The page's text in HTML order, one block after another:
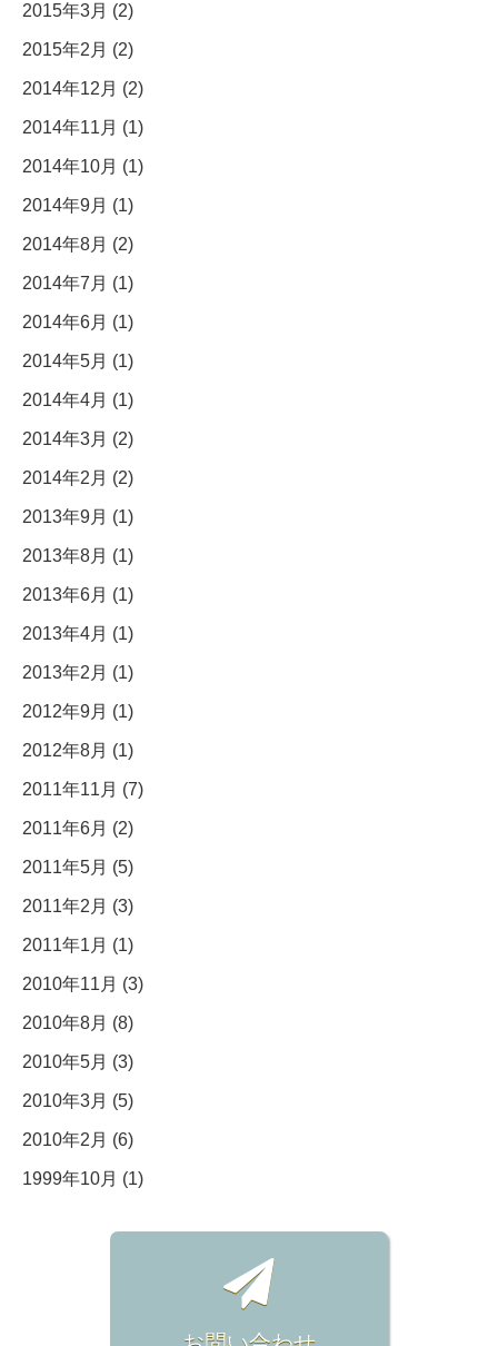
2015年3月 (2)
2015年2月 (2)
2014年12月 (2)
2014年11月 (1)
2014年10月 (1)
2014年9月 (1)
2014年8月 (2)
2014年7月 (1)
2014年6月 (1)
2014年5月 (1)
2014年4月 (1)
2014年3月 (2)
2014年2月 (2)
2013年9月 (1)
2013年8月 (1)
2013年6月 (1)
2013年4月 (1)
2013年2月 (1)
2012年9月 (1)
2012年8月 (1)
2011年11月 (7)
2011年6月 (2)
2011年5月 (5)
2011年2月 (3)
2011年1月 (1)
2010年11月 (3)
2010年8月 (8)
2010年5月 (3)
2010年3月 (5)
2010年2月 (6)
1999年10月 (1)